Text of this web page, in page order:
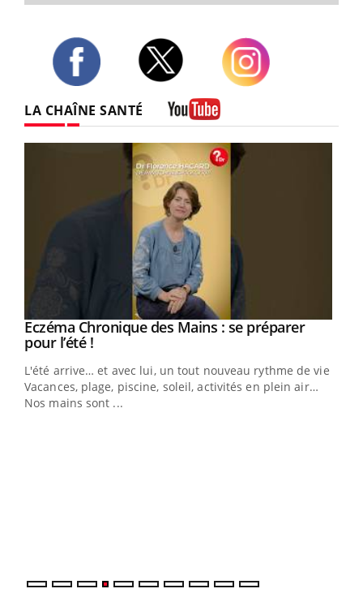
LA CHAÎNE SANTÉ
Youtube
Eczéma Chronique des Mains : se préparer
pour l’été !Youtube
L'été arrive… et avec lui, un tout nouveau rythme de vie !
Vacances, plage, piscine, soleil, activités en plein air…
Nos mains sont ...